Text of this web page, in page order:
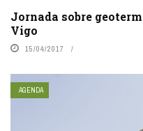
Jornada sobre
Vigo
15/04/2017
AGENDA